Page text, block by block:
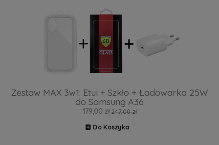
Zestaw MAX 3w1: Etui + Szkło + Ładowarka 25W
do Samsung A36
179,00 zł 247,00 zł
Do Koszyka